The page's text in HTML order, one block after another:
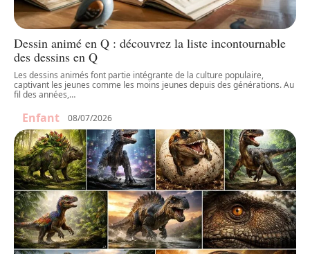
Dessin animé en Q : découvrez la liste incontournable
des dessins en Q
Les dessins animés font partie intégrante de la culture populaire,
captivant les jeunes comme les moins jeunes depuis des générations. Au
fil des années,…
Enfant 08/07/2026